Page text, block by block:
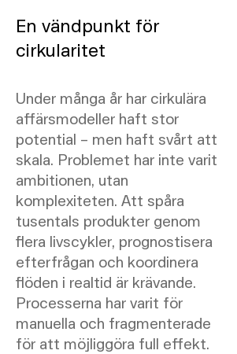
En vändpunkt för
cirkularitet
Under många år har cirkulära
affärsmodeller haft stor
potential – men haft svårt att
skala. Problemet har inte varit
ambitionen, utan
komplexiteten. Att spåra
tusentals produkter genom
flera livscykler, prognostisera
efterfrågan och koordinera
flöden i realtid är krävande.
Processerna har varit för
manuella och fragmenterade
för att möjliggöra full effekt.